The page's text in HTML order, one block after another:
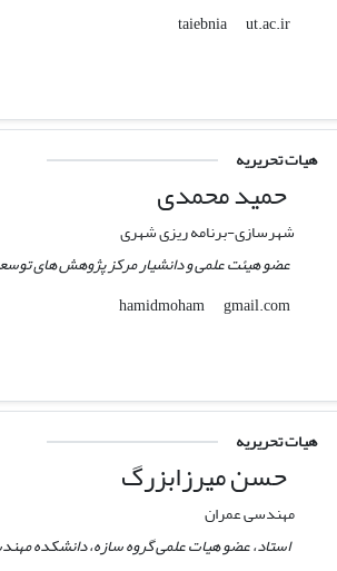
ut.ac.ir
هیات تحریریه
حمید محمدی
شهرسازی-برنامه ریزی شهری
عضو هیئت علمی و دانشیار مرکز پژوهش های
gmail.com
هیات تحریریه
حسن میرزابزرگ
مهندسی عمران
استاد، عضو ھیات علمی گروه سازه، دانشکده